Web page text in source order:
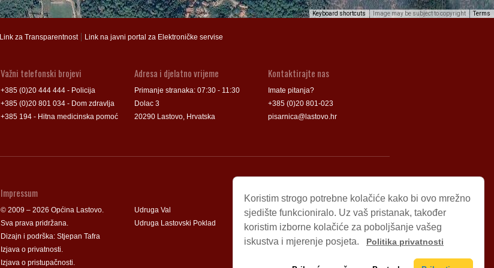
Keyboard shortcuts Image may be subject to copyright Terms
Link za Transparentnost| Link na javni portal za Elektroničke servise
Kontaktirajte nas
Imate pitanja?
+385 (0)20 801-023
pisarnica@lastovo.hr
Adresa i djelatno vrijeme
Primanje stranaka: 07:30 - 11:30
Dolac 3
20290 Lastovo, Hrvatska
Važni telefonski brojevi
+385 (0)20 444 444 - Policija
+385 (0)20 801 034 - Dom zdravlja
+385 194 - Hitna medicinska pomoć
Korisni linkovi
Udruga „Rukatac i piculja”
Turistička zajednica Općine Lastovo
Park prirode „Lastovsko otočje”
Udruga Val
Udruga Lastovski Poklad
Impressum
© 2009 – 2026 Općina Lastovo.
Sva prava pridržana.
Dizajn i podrška: Stjepan Tafra
Izjava o privatnosti.
Izjava o pristupačnosti.
Koristim strogo potrebne kolačiće kako bi ovo mrežno
sjedište funkcioniralo. Uz vaš pristanak, također
koristim izborne kolačiće za poboljšanje vašeg
iskustva i mjerenje posjeta.
Politika privatnosti